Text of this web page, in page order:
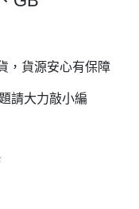
，貨源安心有保障
請大力敲小編